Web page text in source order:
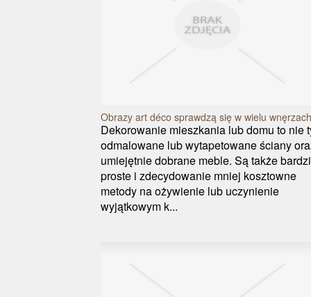
Obrazy art déco sprawdzą się w wielu wnęrzach
Dekorowanie mieszkania lub domu to nie
odmalowane lub wytapetowane ściany
umiejętnie dobrane meble. Są także
proste i zdecydowanie mniej kosztowne
metody na ożywienie lub uczynienie
wyjątkowym k...